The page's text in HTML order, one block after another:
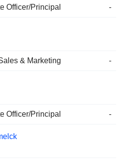
Officer/Principal -
& Marketing -
Officer/Principal -